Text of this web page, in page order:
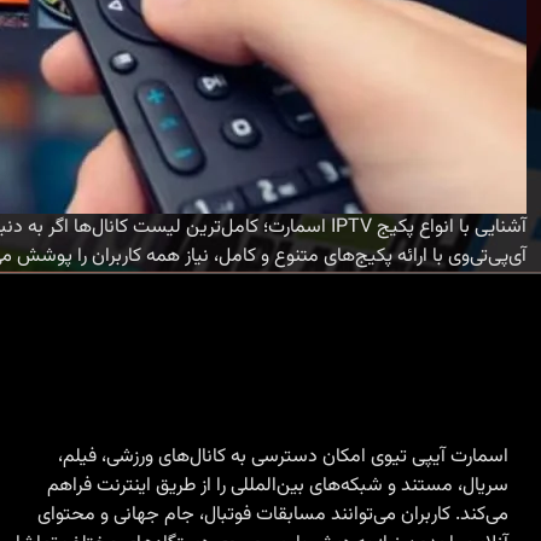
آی‌پی‌تی‌وی با ارائه پکیج‌های متنوع و کامل، نیاز همه کاربران را پوشش
اسمارت آیپی تیوی امکان دسترسی به کانال‌های ورزشی، فیلم،
سریال، مستند و شبکه‌های بین‌المللی را از طریق اینترنت فراهم
می‌کند. کاربران می‌توانند مسابقات فوتبال، جام جهانی و محتوای